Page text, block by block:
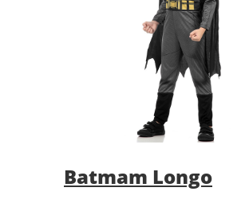
Batmam Longo